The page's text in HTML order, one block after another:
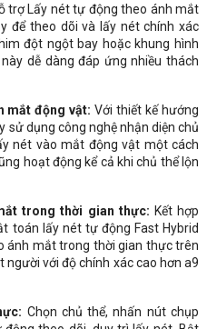
trợ Lấy nét tự động theo ánh mắt
để theo dõi và lấy nét chính xác
đột ngột bay hoặc khung hình
dễ dàng đáp ứng nhiều thách
mắt động vật:Với thiết kế hướng
sử dụng công nghệ nhận diện chủ
nét vào mắt động vật một cách
hoạt động kể cả khi chủ thể lộn
trong thời gian thực: Kết hợp
toán lấy nét tự động Fast Hybrid
ánh mắt trong thời gian thực trên
với độ chính xác cao hơn a9
Chọn chủ thể, nhấn nút chụp